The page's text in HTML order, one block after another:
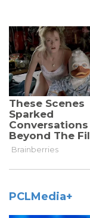
PCLMedia+